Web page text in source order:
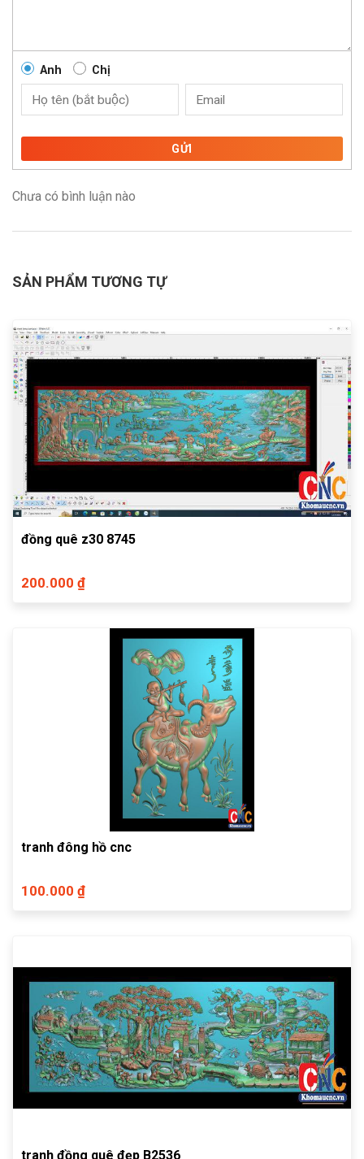
Anh Chị
GỬI
Chưa có bình luận nào
SẢN PHẨM TƯƠNG TỰ
đồng quê z30 8745
200.000 ₫
tranh đông hồ cnc
100.000 ₫
tranh đồng quê đẹp B2536